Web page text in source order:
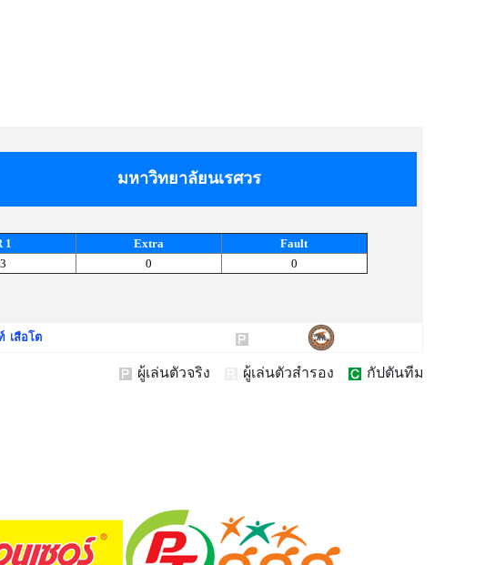
มหาวิทยาลัยนเรศวร
1 Extra
Fault
3
0 0
เสือโต
ผู้เล่นตัวจริง ผู้เล่นตัวสำรอง กัปตันทีม